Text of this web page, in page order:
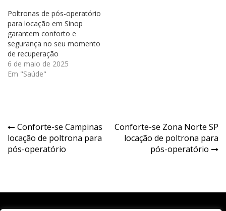
Poltronas de pós-operatório
para locação em Sinop
garantem conforto e
segurança no seu momento
de recuperação
6 de maio de 2025
Em "Saúde"
Navegação
de
Conforte-se Campinas
locação de poltrona para
pós-operatório
Conforte-se Zona Norte SP
locação de poltrona para
pós-operatório